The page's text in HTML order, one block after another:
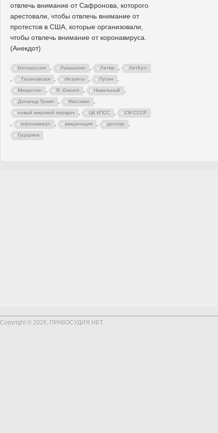
отвлечь внимание от Сафронова, которого
арестовали, чтобы отвлечь внимание от
протестов в США, которые организовали,
чтобы отвлечь внимание от коронавируса.
(Анекдот)
Белоруссия , Лукашенко , Литва , ЛитБел
, Тихановская , Иезуиты , Путин ,
Мишустин , R. Gravett , Навальный ,
Дональд Трамп , Массимо ,
новый мировой порядок , ЦК КПСС , СМ СССР
, коронавирус , вакцинация , доллар ,
Гуцериев
Copyright © 2026, ПРАВОСУДИЯ.НЕТ